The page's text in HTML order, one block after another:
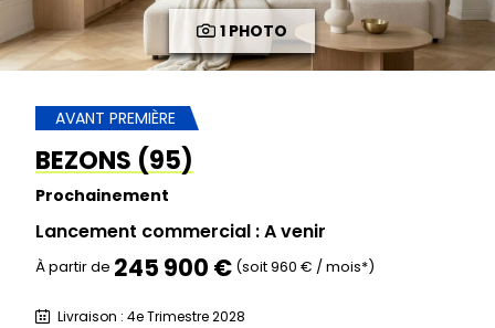
1 PHOTO
AVANT PREMIÈRE
BEZONS (95)
Prochainement
Lancement commercial : A venir
À partir de 245 900 € (soit 960 € / mois*)
Livraison : 4e Trimestre 2028